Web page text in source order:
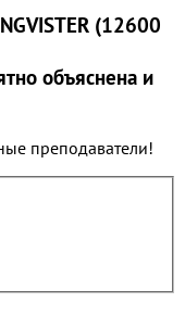
(12600
объяснена и
преподаватели!